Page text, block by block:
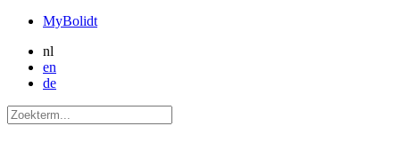
MyBolidt
nl
en
de